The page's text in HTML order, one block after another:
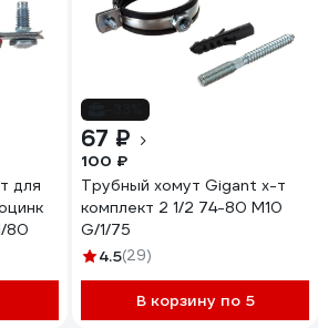
для
80
67 ₽
100 ₽
Трубный хомут Gigant х-т
комплект 2 1/2 74-80 М10
G/1/75
4.5(29)
В корзину по 5